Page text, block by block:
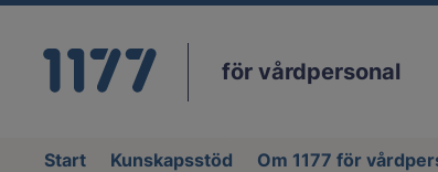
för vårdpersonal
Start Kunskapsstöd Om 1177 för